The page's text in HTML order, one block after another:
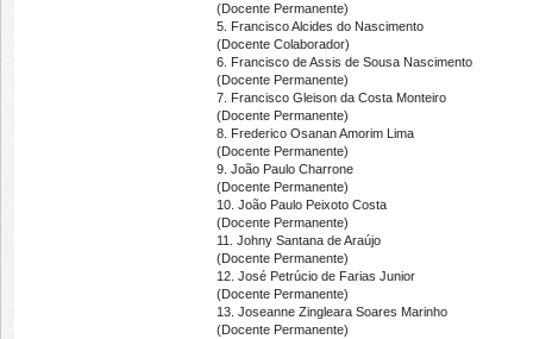
(Docente Permanente)
5. Francisco Alcides do Nascimento
(Docente Colaborador)
6. Francisco de Assis de Sousa Nascimento
(Docente Permanente)
7. Francisco Gleison da Costa Monteiro
(Docente Permanente)
8. Frederico Osanan Amorim Lima
(Docente Permanente)
9. João Paulo Charrone
(Docente Permanente)
10. João Paulo Peixoto Costa
(Docente Permanente)
11. Johny Santana de Araújo
(Docente Permanente)
12. José Petrúcio de Farias Junior
(Docente Permanente)
13. Joseanne Zingleara Soares Marinho
(Docente Permanente)